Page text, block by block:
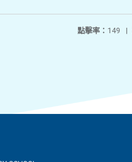
點擊率： 149 |